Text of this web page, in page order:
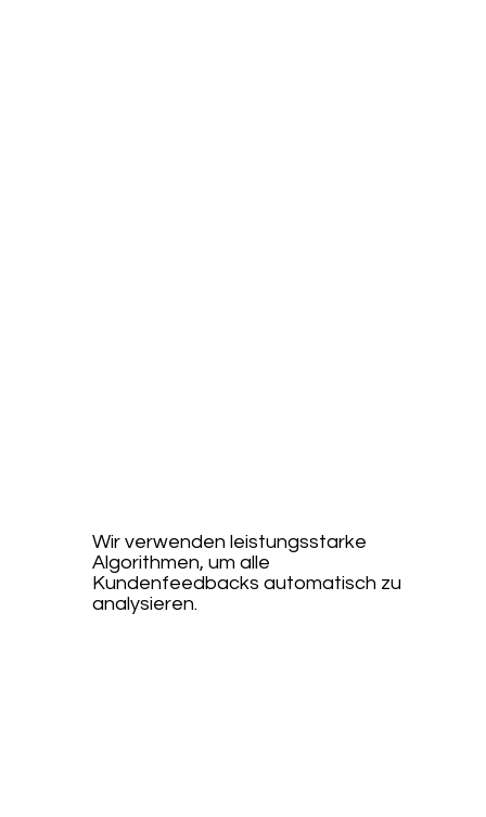
Wir verwenden leistungsstarke
Algorithmen, um alle
Kundenfeedbacks automatisch zu
analysieren.